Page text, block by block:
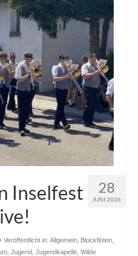
28
JUNI 2026
Inselfest
Veröffentlicht in: Allgemein Blockflöten
Jugend Jugendkapelle Wilde